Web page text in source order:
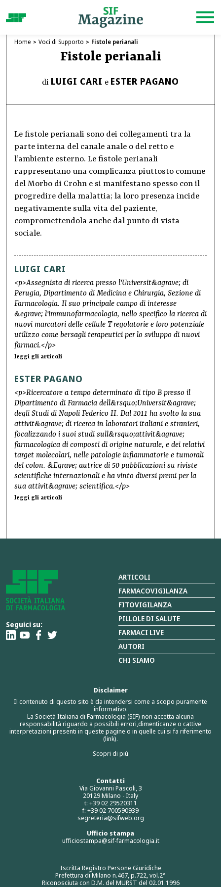
Home Voci di Supporto Fistole perianali
Fistole perianali
di LUIGI CARI e ESTER PAGANO
Le fistole perianali sono dei collegamenti tra la
parte interna del canale anale o del retto e
l’ambiente esterno. Le fistole perianali
rappresentano una complicanza piuttosto comune
del Morbo di Crohn e si manifestano spesso con il
progredire della malattia; la loro presenza incide
negativamente sulla vita del paziente,
compromettendola anche dal punto di vista
sociale.
LUIGI CARI
<p>Assegnista di ricerca presso l'Universit&agrave; di
Perugia, Dipartimento di Medicina e Chirurgia, Sezione di
Farmacologia. Il suo principale campo di interesse
&egrave; l'immunofarmacologia, nello specifico la ricerca di
nuovi marcatori delle cellule T regolatorie e loro potenziale
utilizzo come bersagli terapeutici per lo sviluppo di nuovi
farmaci.</p>
leggi gli articoli
ESTER PAGANO
<p>Ricercatore a tempo determinato di tipo B presso il
Dipartimento di Farmacia dell&rsquo;Universit&agrave;
degli Studi di Napoli Federico II. Dal 2011 ha svolto la sua
attivit&agrave; di ricerca in laboratori italiani e stranieri,
focalizzando i suoi studi sull&rsquo;attivit&agrave;
farmacologica di composti di origine naturale, e dei relativi
target molecolari, nelle patologie infiammatorie e tumorali
del colon. &Egrave; autrice di 50 pubblicazioni su riviste
scientifiche internazionali e ha vinto diversi premi per la
sua attivit&agrave; scientifica.</p>
leggi gli articoli
Seguici su:
Contatti
Via Giovanni Pascoli, 3
20129 Milano - Italy
t: +39 02 29520311
f: +39 02 700590939
segreteria@sifweb.org
Ufficio stampa
ufficiostampa@sif-farmacologia.it
Iscritta Registro Persone Giuridiche
Prefettura di Milano n.467, p.722, vol.2°
Riconosciuta con D.M. del MURST del 02.01.1996
Disclaimer
Il contenuto di questo sito è da intendersi come a scopo puramente
informativo.
La Società Italiana di Farmacologia (SIF) non accetta alcuna
responsabilità riguardo a possibili errori,dimenticanze o cattive
interpretazioni presenti in queste pagine o in quelle cui si fa riferimento
(link).
Scopri di più
ARTICOLI
FARMACOVIGILANZA
FITOVIGILANZA
PILLOLE DI SALUTE
FARMACI LIVE
AUTORI
CHI SIAMO